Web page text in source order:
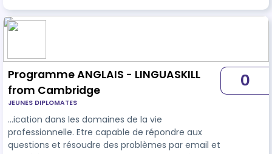
Programme ANGLAIS - LINGUASKILL
from Cambridge
JEUNES DIPLOMATES
…ication dans les domaines de la vie
professionnelle. Etre capable de répondre aux
questions et résoudre des problèmes par email et
0